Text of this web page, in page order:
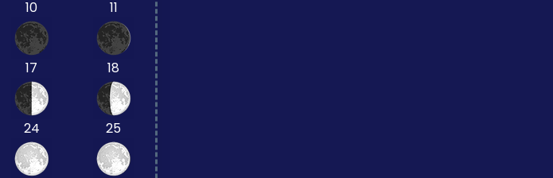
10 11
17 18
24 25